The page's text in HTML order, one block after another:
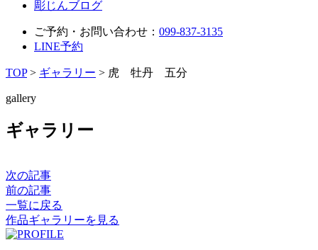
彫じんブログ
ご予約・お問い合わせ： 099-837-3135
LINE予約
TOP> ギャラリー > 虎 牡丹 五分
gallery
ギャラリー
次の記事
前の記事
一覧に戻る
作品ギャラリーを見る